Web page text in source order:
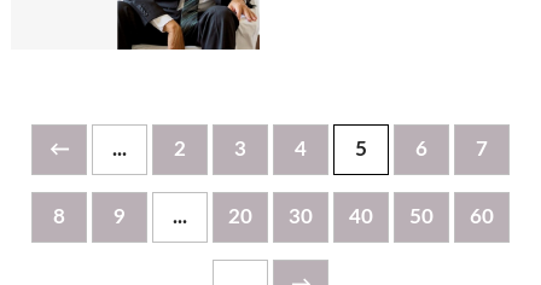
← ... 2 3 4 5 6 7
8 9 ... 20 30 40 50 60